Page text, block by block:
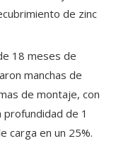
de zinc
18 meses de
manchas de
de montaje, con
profundidad de 1
carga en un 25%.